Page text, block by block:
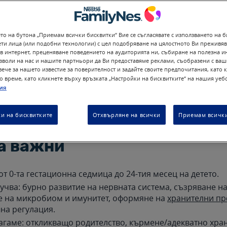
– от зачеването до втория рожден ден – са „златен
имунитета и емоционалната връзка с родителите. В
за учене, говор, двигателни умения и здравословни
практичен, структуриран наръчник за ключовите
раждането и по месеци след раждането – с ясни
е време за консултация.
„първите 1000
важни
0-та гестационна седмица до 24-тия месец на детето.
бурно развитие на нервната система, съзряване
на микробиом и имунитет, оформяне на хранителни
регулация.
откликващо родителство, кърмене/адекватно
на бутона „Приемам всички бисквитки“ Вие се съгласявате с използването на
лица (или подобни технологии) с цел подобряване на цялостното Ви
интернет, преценяване поведението на аудиторията ни, събиране на полезна
на нас и нашите партньори да Ви предоставяме реклами, съобразени с
за нашето известие за поверителност и задайте своите предпочитания, като
време, като кликнете върху връзката „Настройки на бисквитките“ на нашия
Отхвърляне на всички Приемам
на бисквитките